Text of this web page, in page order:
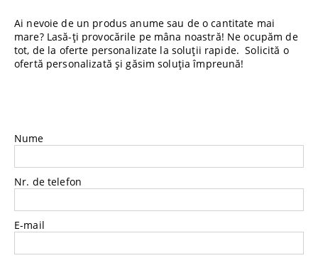
Ai nevoie de un produs anume sau de o cantitate mai
mare? Lasă-ți provocările pe mâna noastră! Ne ocupăm de
tot, de la oferte personalizate la soluții rapide. Solicită o
ofertă personalizată și găsim soluția împreună!
Nume
Nr. de telefon
E-mail